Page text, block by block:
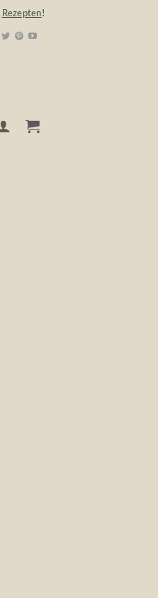
Rezepten!